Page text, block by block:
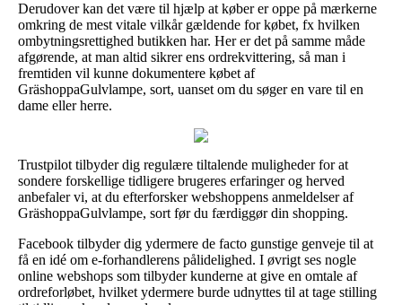
Derudover kan det være til hjælp at køber er oppe på mærkerne
omkring de mest vitale vilkår gældende for købet, fx hvilken
ombytningsrettighed butikken har. Her er det på samme måde
afgørende, at man altid sikrer ens ordrekvittering, så man i
fremtiden vil kunne dokumentere købet af
GräshoppaGulvlampe, sort, uanset om du søger en vare til en
dame eller herre.
Trustpilot tilbyder dig regulære tiltalende muligheder for at
sondere forskellige tidligere brugeres erfaringer og herved
anbefaler vi, at du efterforsker webshoppens anmeldelser af
GräshoppaGulvlampe, sort før du færdiggør din shopping.
Facebook tilbyder dig ydermere de facto gunstige genveje til at
få en idé om e-forhandlerens pålidelighed. I øvrigt ses nogle
online webshops som tilbyder kunderne at give en omtale af
ordreforløbet, hvilket ydermere burde udnyttes til at tage stilling